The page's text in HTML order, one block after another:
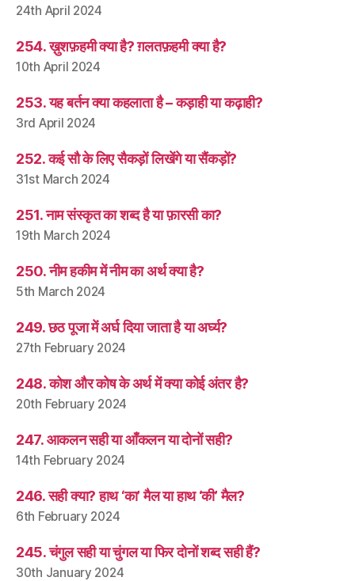
24th April 2024
254. ख़ुशफ़हमी क्या है? ग़लतफ़हमी क्या है?
10th April 2024
253. यह बर्तन क्या कहलाता है – कड़ाही या कढ़ाही?
3rd April 2024
252. कई सौ के लिए सैकड़ों लिखेंगे या सैंकड़ों?
31st March 2024
251. नाम संस्कृत का शब्द है या फ़ारसी का?
19th March 2024
250. नीम हकीम में नीम का अर्थ क्या है?
5th March 2024
249. छठ पूजा में अर्घ दिया जाता है या अर्घ्य?
27th February 2024
248. कोश और कोष के अर्थ में क्या कोई अंतर है?
20th February 2024
247. आकलन सही या आँकलन या दोनों सही?
14th February 2024
246. सही क्या? हाथ ‘का’ मैल या हाथ ‘की’ मैल?
6th February 2024
245. चंगुल सही या चुंगल या फिर दोनों शब्द सही हैं?
30th January 2024